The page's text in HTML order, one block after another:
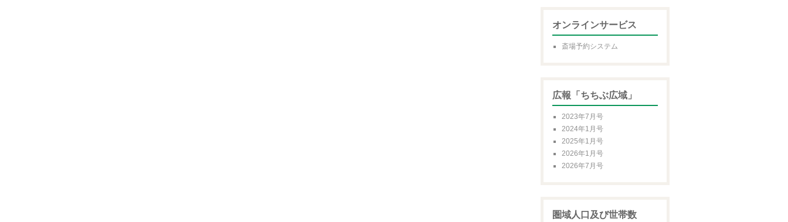
オンラインサービス
斎場予約システム
広報「ちちぶ広域」
2023年7月号
2024年1月号
2025年1月号
2026年1月号
2026年7月号
圏域人口及び世帯数